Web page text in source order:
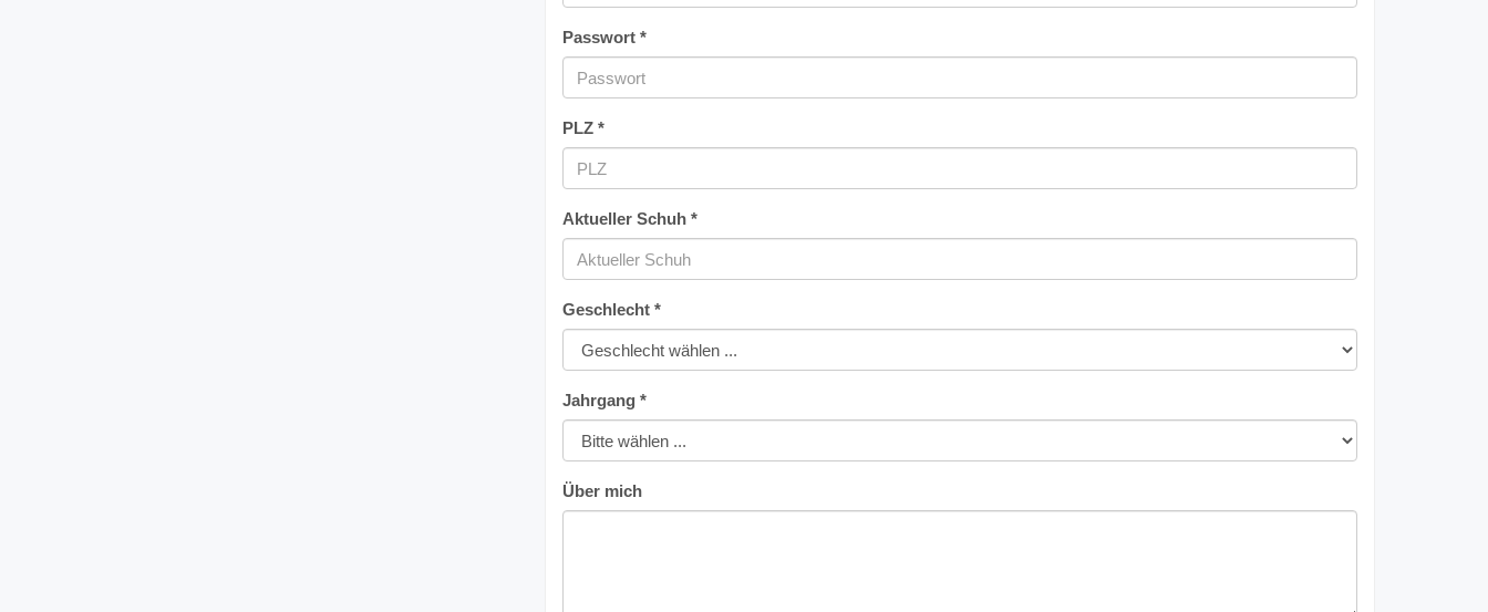
Passwort *
PLZ *
Aktueller Schuh *
Geschlecht *
Jahrgang *
Über mich